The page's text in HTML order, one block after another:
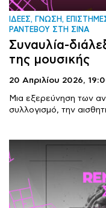
ΙΔΕΕΣ, ΓΝΩΣΗ,
ΡΑΝΤΕΒΟΥ ΣΤΗ ΣΙΝΑ
Συναυλία-
της μουσικής
20 Απριλίου 2026,
Μια εξερεύνηση των
συλλογισμό, την